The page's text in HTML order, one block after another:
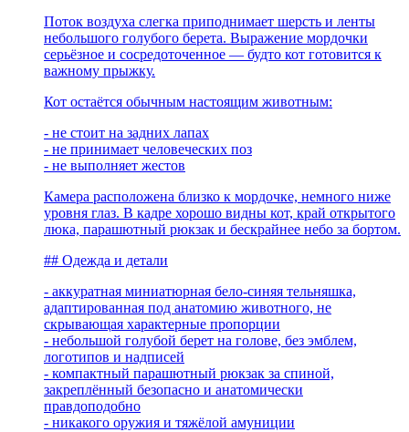
Поток воздуха слегка приподнимает шерсть и ленты
небольшого голубого берета. Выражение мордочки
серьёзное и сосредоточенное — будто кот готовится к
важному прыжку.
Кот остаётся обычным настоящим животным:
- не стоит на задних лапах
- не принимает человеческих поз
- не выполняет жестов
Камера расположена близко к мордочке, немного ниже
уровня глаз. В кадре хорошо видны кот, край открытого
люка, парашютный рюкзак и бескрайнее небо за бортом.
## Одежда и детали
- аккуратная миниатюрная бело-синяя тельняшка,
адаптированная под анатомию животного, не
скрывающая характерные пропорции
- небольшой голубой берет на голове, без эмблем,
логотипов и надписей
- компактный парашютный рюкзак за спиной,
закреплённый безопасно и анатомически
правдоподобно
- никакого оружия и тяжёлой амуниции